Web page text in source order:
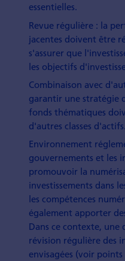
essentielles.
Revue régulière : la
jacentes doivent être
s'assurer que
les objectifs
Combinaison avec
garantir une stratégie
fonds thématiques
d'autres classes d'actifs.
Environnement
gouvernements et les
promouvoir la
investissements dans
les compétences
également apporter
Dans ce contexte,
révision régulière des
envisagées (voir points